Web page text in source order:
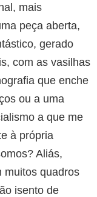
mais
peça aberta,
gerado
com as vasilhas
que enche
ou a uma
a que me
à própria
Aliás,
muitos quadros
isento de